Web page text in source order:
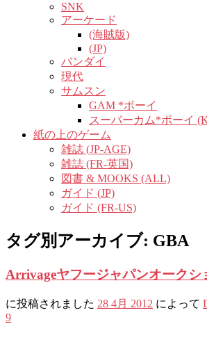
SNK
アーケード
(海賊版)
(JP)
バンダイ
現代
サムスン
GAM *ボーイ
スーパーカム*ボーイ
紙の上のゲーム
雑誌 (JP-AGE)
雑誌 (FR-英国)
図書 & MOOKS (ALL)
ガイド (JP)
ガイド (FR-US)
タグ別アーカイブ: GBA
Arrivageヤフージャパンオークシ
に投稿されました 28 4月 2012 によって
9